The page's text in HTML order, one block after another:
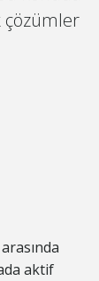
çözümler
aktif